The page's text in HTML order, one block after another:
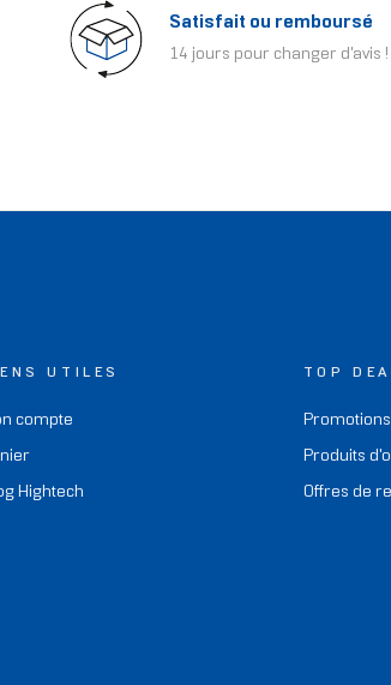
Satisfait ou remboursé
14 jours pour changer d'avis !
UTILES
compte
Hightech
TOP
Promotions
Produits
Offres de